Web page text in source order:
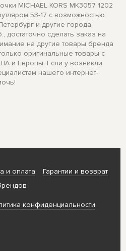
MICHAEL KORS MK3057 1202
53-17 с возможностью
и другие города
достаточно сделать заказ на
на другие товары бренда
оригинальные товары с
и Европы. Если у возникли
нашего интернет-
и оплата
Гарантии и возврат
конфиденциальности